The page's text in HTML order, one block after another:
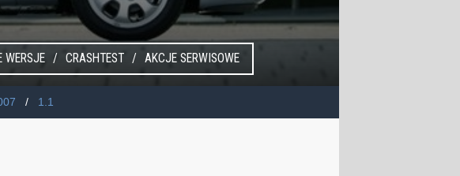
WERSJE CRASHTEST AKCJE SERWISOWE
1.1